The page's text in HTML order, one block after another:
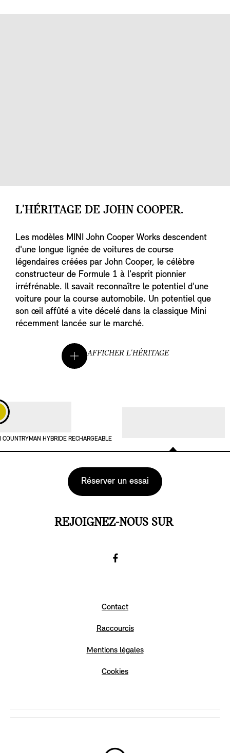
L'HÉRITAGE DE JOHN COOPER.
Les modèles MINI John Cooper Works descendent
d'une longue lignée de voitures de course
légendaires créées par John Cooper, le célèbre
constructeur de Formule 1 à l'esprit pionnier
irréfrénable. Il savait reconnaître le potentiel d'une
voiture pour la course automobile. Un potentiel que
son œil affûté a vite décelé dans la classique Mini
récemment lancée sur le marché.
AFFICHER L'HÉRITAGE
COUNTRYMAN HYBRIDE RECHARGEABLE
Réserver un essai
REJOIGNEZ-NOUS SUR
Facebook
Contact
Raccourcis
Mentions légales
Cookies